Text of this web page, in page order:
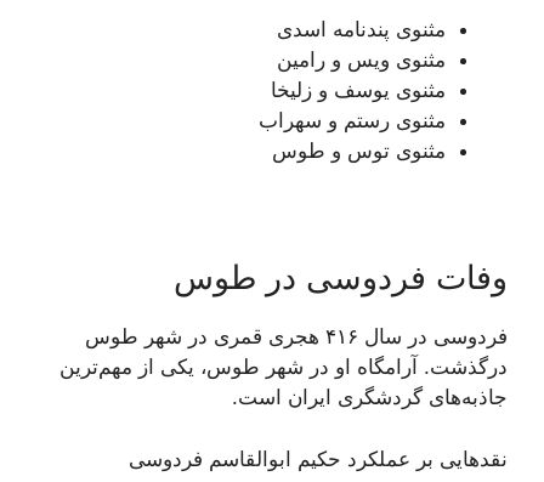
مثنوی پندنامه اسدی
مثنوی ویس و رامین
مثنوی یوسف و زلیخا
مثنوی رستم و سهراب
مثنوی توس و طوس
وفات فردوسی در طوس
فردوسی در سال ۴۱۶ هجری قمری در شهر طوس
درگذشت. آرامگاه او در شهر طوس، یکی از مهم‌ترین
جاذبه‌های گردشگری ایران است.
نقدهایی بر عملکرد حکیم ابوالقاسم فردوسی